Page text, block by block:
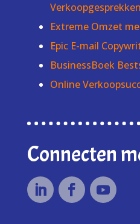
Verkoopgesprekken
Extreme Omzet
Epic E-mail
BusinessBoek
Online
Connecten